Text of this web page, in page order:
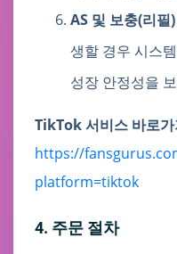
AS 및 보충(리필
생할 경우 시스
성장 안정성을
TikTok 서비스 바로
https://
platform=tiktok
4. 주문 절차